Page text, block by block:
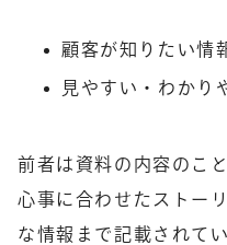
顧客が知りたい情
見やすい・わかり
前者は資料の内容のこ
心事に合わせたストー
な情報まで記載されて